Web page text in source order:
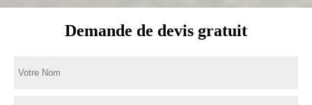
Demande de devis gratuit